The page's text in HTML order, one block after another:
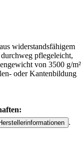
widerstandsfähigem
pflegeleicht,
von 3500 g/m²
oder Kantenbildung
.